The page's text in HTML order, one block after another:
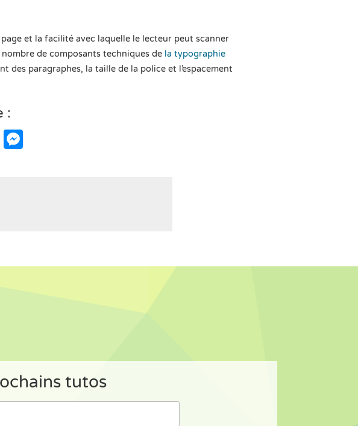
et la facilité avec laquelle le lecteur peut scanner
de composants techniques de la typographie
des paragraphes, la taille de la police et l’espacement
:
Print
tutos